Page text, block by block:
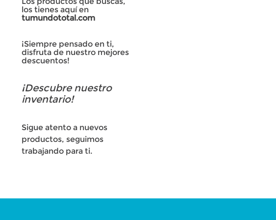
los tienes aquí en
tumundototal.com
¡Siempre pensado en ti,
disfruta de nuestro mejores
descuentos!
¡Descubre nuestro
inventario!
Sigue atento a nuevos
productos, seguimos
trabajando para ti.